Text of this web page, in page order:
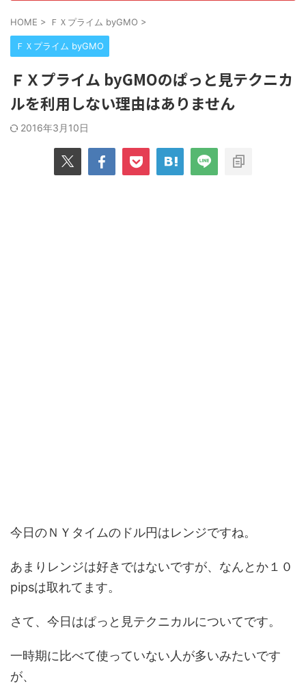
HOME > ＦＸプライム byGMO >
ＦＸプライム byGMO
ＦＸプライム byGMOのぱっと見テクニカ
ルを利用しない理由はありません
2016年3月10日
今日のＮＹタイムのドル円はレンジですね。
あまりレンジは好きではないですが、なんとか１０
pipsは取れてます。
さて、今日はぱっと見テクニカルについてです。
一時期に比べて使っていない人が多いみたいです
が、